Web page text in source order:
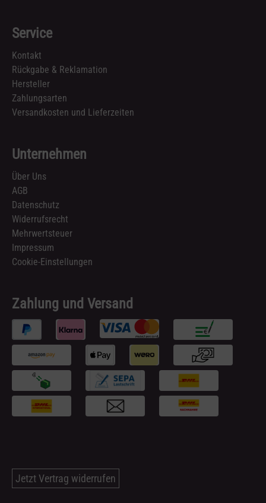
Service
Kontakt
Rückgabe & Reklamation
Hersteller
Zahlungsarten
Versandkosten und Lieferzeiten
Unternehmen
Über Uns
AGB
Datenschutz
Widerrufsrecht
Mehrwertsteuer
Impressum
Cookie-Einstellungen
Zahlung und Versand
Jetzt Vertrag widerrufen